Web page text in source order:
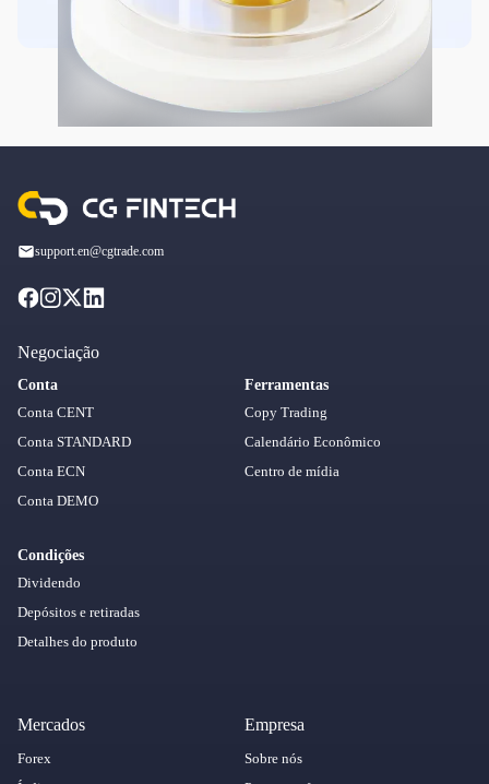
support.en@cgtrade.com
Negociação
Conta
Conta CENT
Conta STANDARD
Conta ECN
Conta DEMO
Condições
Dividendo
Depósitos e retiradas
Detalhes do produto
Ferramentas
Copy Trading
Calendário Econômico
Centro de mídia
Mercados
Forex
Empresa
Sobre nós